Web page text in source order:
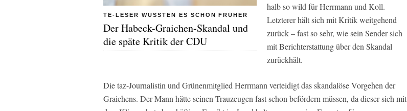
TE-LESER WUSSTEN ES SCHON FRÜHER
Der Habeck-Graichen-Skandal und
die späte Kritik der CDU
halb so wild für Herrmann und Koll.
Letzterer hält sich mit Kritik weitgehend
zurück – fast so sehr, wie sein Sender sich
mit Berichterstattung über den Skandal
zurückhält.
Die taz-Journalistin und Grünenmitglied Herrmann verteidigt das skandalöse Vorgehen der
Graichens. Der Mann hätte seinen Trauzeugen fast schon befördern müssen, da dieser sich mit